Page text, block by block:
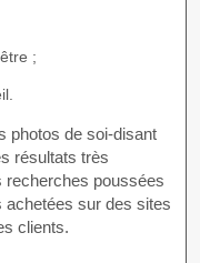
;
photos de soi-disant
résultats très
recherches poussées
achetées sur des sites
clients.